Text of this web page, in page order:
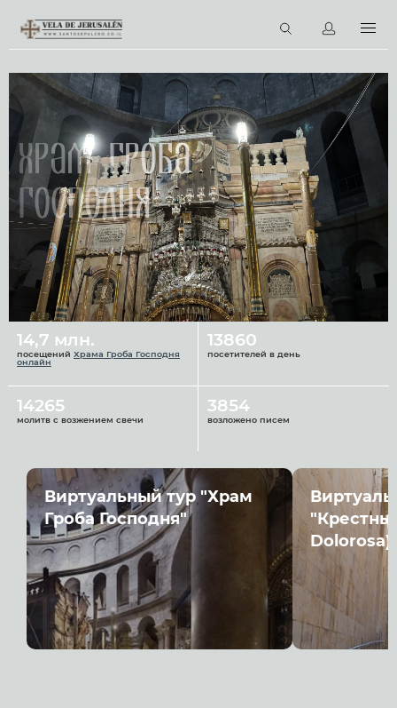
Виртуальные туры
Библиотека
Наши святыни
Новости
Церковный календарь
RU
Храм Гроба
Господня
14,7 млн.
посещений Храма Гроба Господня
онлайн
13860
посетителей в день
14265
молитв с возжением свечи
3854
возложено писем
Виртуальный тур "Храм
Гроба Господня"
Dolorosa)"